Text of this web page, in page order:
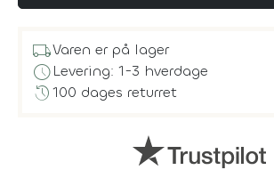
local_shippingVaren er på lager
scheduleLevering: 1-3 hverdage
history100 dages returret